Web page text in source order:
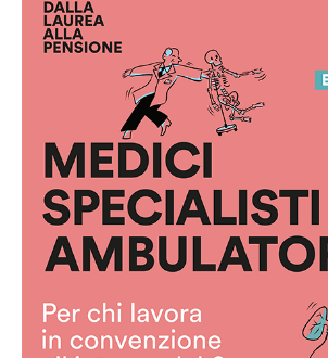
Guida per i medici
ambulatoriali
Scarica la guida in pdf